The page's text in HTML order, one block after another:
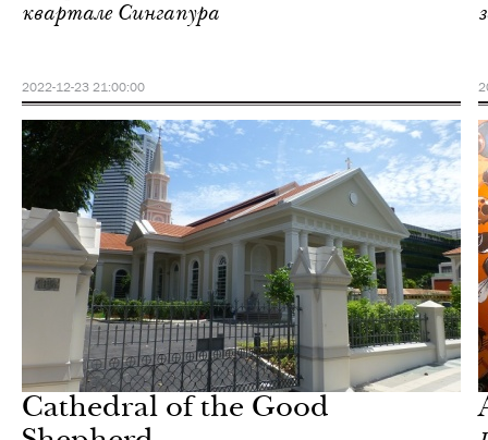
квартале Сингапура
2022-12-23 21:00:00
Cathedral of the Good